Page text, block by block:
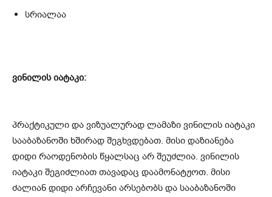
სრიალაა
ვინილის იატაკი:
პრაქტიკული და ვიზუალურად ლამაზი ვინილის იატაკი
სააბაზანოში ხშირად შეგხვდებათ. მისი დაზიანება
დიდი რაოდენობის წყალსაც არ შეუძლია. ვინილის
იატაკი შეგიძლიათ თავადაც დაამონატჟოთ. მისი
ძალიან დიდი არჩევანი არსებობს და სააბაზანოში